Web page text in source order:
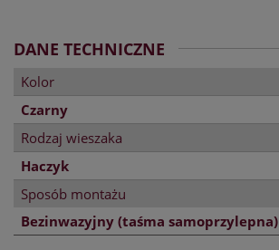
DANE TECHNICZNE
Kolor
Czarny
Rodzaj wieszaka
Haczyk
Sposób montażu
Bezinwazyjny (taśma samoprzylepna)